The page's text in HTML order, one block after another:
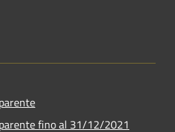
fino al 31/12/2021